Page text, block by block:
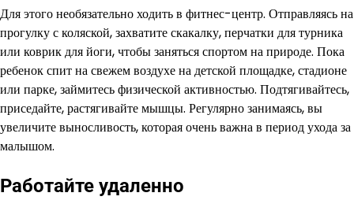
Для этого необязательно ходить в фитнес-центр. Отправляясь на
прогулку с коляской, захватите скакалку, перчатки для турника
или коврик для йоги, чтобы заняться спортом на природе. Пока
ребенок спит на свежем воздухе на детской площадке, стадионе
или парке, займитесь физической активностью. Подтягивайтесь,
приседайте, растягивайте мышцы. Регулярно занимаясь, вы
увеличите выносливость, которая очень важна в период ухода за
малышом.
Работайте удаленно